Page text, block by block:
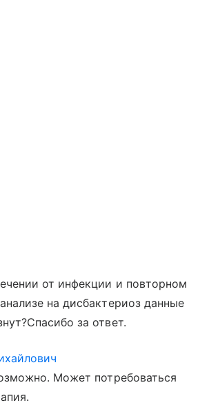
от инфекции и повторном
на дисбактериоз данные
за ответ.
Может потребоваться